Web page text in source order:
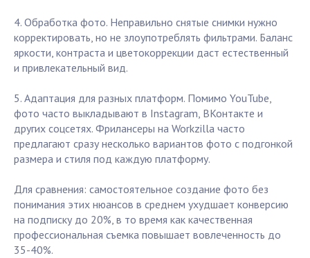
4. Обработка фото. Неправильно снятые снимки нужно
корректировать, но не злоупотреблять фильтрами. Баланс
яркости, контраста и цветокоррекции даст естественный
и привлекательный вид.
5. Адаптация для разных платформ. Помимо YouTube,
фото часто выкладывают в Instagram, ВКонтакте и
других соцсетях. Фрилансеры на Workzilla часто
предлагают сразу несколько вариантов фото с подгонкой
размера и стиля под каждую платформу.
Для сравнения: самостоятельное создание фото без
понимания этих нюансов в среднем ухудшает конверсию
на подписку до 20%, в то время как качественная
профессиональная съемка повышает вовлеченность до
35-40%.